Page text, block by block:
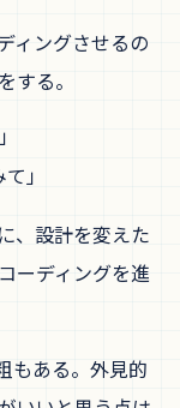
ィングさせるの
する。
」
、設計を変えた
ーディングを進
もある。外見的